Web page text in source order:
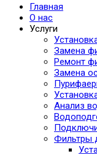
Главная
О нас
Услуги
Замена
Ремонт
Замена
Анализ
Фильтры